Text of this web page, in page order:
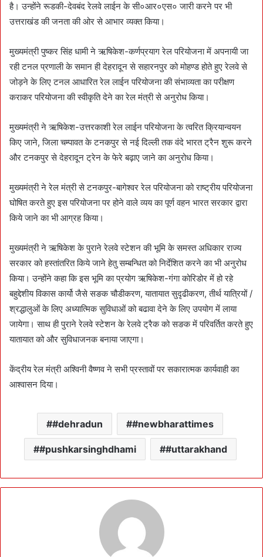
l
है। उन्होंने रूडकी-देवबंद रेलवे लाईन के सी०आर०एस० जारी करने पर भी
उत्तराखंड की जनता की ओर से आभार व्यक्त किया।
मुख्यमंत्री पुष्कर सिंह धामी ने ऋषिकेश-कर्णप्रयाग रेल परियोजना में अपनायी जा
रही टनल प्रणाली के समान ही देहरादून से सहारनपुर को मोहण्ड होते हुए रेलवे से
जोड़ने के लिए टनल आधारित रेल लाईन परियोजना की संभाव्यता का परीक्षण
कराकर परियोजना की स्वीकृति देने का रेल मंत्री से अनुरोध किया।
मुख्यमंत्री ने ऋषिकेश-उत्तरकाशी रेल लाईन परियोजना के त्वरित क्रियान्वयन
किए जाने, जिला चम्पावत के टनकपुर से नई दिल्ली तक वंदे भारत ट्रैन शुरू करने
और टनकपुर से देहरादून ट्रेन के फेरे बढ़ाए जाने का अनुरोध किया।
मुख्यमंत्री ने रेल मंत्री से टनकपुर-बागेश्वर रेल परियोजना को राष्ट्रीय परियोजना
घोषित करते हुए इस परियोजना पर होने वाले व्यय का पूर्ण वहन भारत सरकार द्वारा
किये जाने का भी आग्रह किया।
मुख्यमंत्री ने ऋषिकेश के पुराने रेलवे स्टेशन की भूमि के समस्त अधिकार राज्य
सरकार को हस्तांतरित किये जाने हेतु सम्बन्धित को निर्देशित करने का भी अनुरोध
किया। उन्होंने कहा कि इस भूमि का प्रयोग ऋषिकेश-गंगा कोरिडोर में हो रहे
बहुद्देशीय विकास कार्यो जैसे सङक चौडीकरण, यातायात सुदृढीकरण, तीर्थ यात्रियों /
श्रद्धालुओं के लिए अध्यात्मिक सुविधाओं को बढावा देने के लिए उपयोग में लाया
जायेगा। साथ ही पुराने रेलवे स्टेशन के रेलवे ट्रैक को सङक में परिवर्तित करते हुए
यातायात को और सुविधाजनक बनाया जाएगा।
केंद्रीय रेल मंत्री अश्विनी वैष्णव ने सभी प्रस्तावों पर सकारात्मक कार्यवाही का
आश्वासन दिया।
#dehradun #newbharattimes
#pushkarsinghdhami #uttarakhand